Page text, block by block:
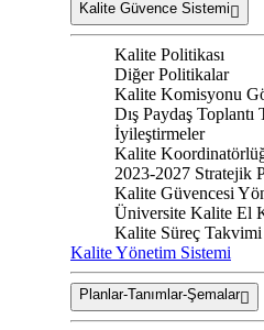
Kalite Güvence Sistemi
Kalite Politikası
Diğer Politikalar
Kalite Komisyonu
Dış Paydaş Toplantı
İyileştirmeler
Kalite
2023-2027 Stratejik
Kalite Güvencesi
Üniversite Kalite El
Kalite Süreç Takvimi
Kalite Yönetim Sistemi
Planlar-Tanımlar-Şemalar